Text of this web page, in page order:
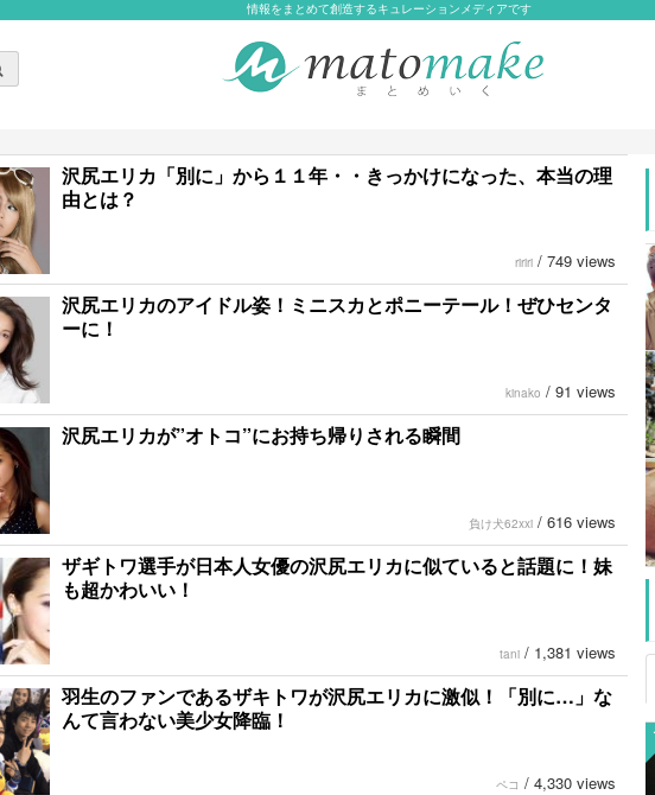
情報をまとめて創造するキュレーションメディアです
沢尻エリカ「別に」から１１年・・きっかけになった、本当の理
由とは？
ririri / 749 views
沢尻エリカのアイドル姿！ミニスカとポニーテール！ぜひセンタ
ーに！
kinako / 91 views
沢尻エリカが”オトコ”にお持ち帰りされる瞬間
負け犬62xxi / 616 views
ザギトワ選手が日本人女優の沢尻エリカに似ていると話題に！妹
も超かわいい！
tani / 1,381 views
羽生のファンであるザキトワが沢尻エリカに激似！「別に…」な
んて言わない美少女降臨！
ペコ / 4,330 views